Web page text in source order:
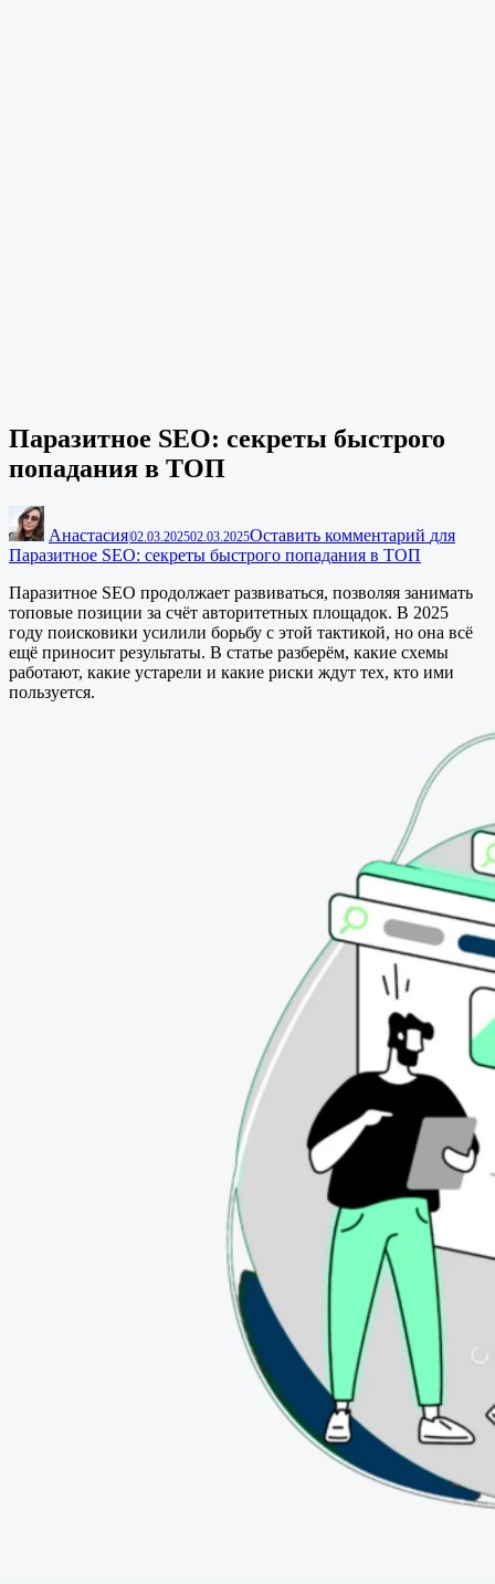
Паразитное SEO: секреты быстрого
попадания в ТОП
Анастасия|02.03.202502.03.2025Оставить комментарий для
Паразитное SEO: секреты быстрого попадания в ТОП
Паразитное SEO продолжает развиваться, позволяя занимать
топовые позиции за счёт авторитетных площадок. В 2025
году поисковики усилили борьбу с этой тактикой, но она всё
ещё приносит результаты. В статье разберём, какие схемы
работают, какие устарели и какие риски ждут тех, кто ими
пользуется.